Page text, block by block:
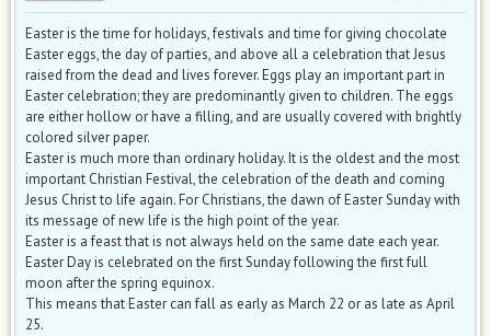
Easter is the time for holidays, festivals and time for giving chocolate
Easter eggs, the day of parties, and above all a celebration that Jesus
raised from the dead and lives forever. Eggs play an important part in
Easter celebration; they are predominantly given to children. The eggs
are either hollow or have a filling, and are usually covered with brightly
colored silver paper.
Easter is much more than ordinary holiday. It is the oldest and the most
important Christian Festival, the celebration of the death and coming
Jesus Christ to life again. For Christians, the dawn of Easter Sunday with
its message of new life is the high point of the year.
Easter is a feast that is not always held on the same date each year.
Easter Day is celebrated on the first Sunday following the first full
moon after the spring equinox.
This means that Easter can fall as early as March 22 or as late as April
25.